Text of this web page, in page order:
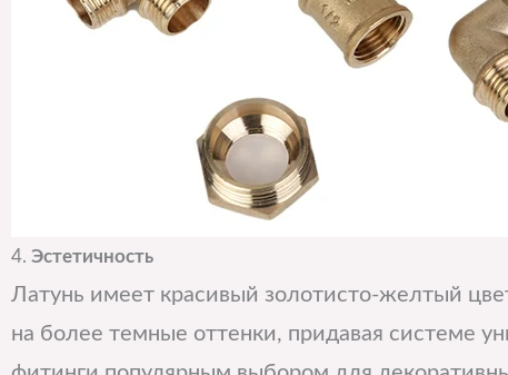
4. Эстетичность
Латунь имеет красивый золотисто-желтый
на более темные оттенки, придавая системе